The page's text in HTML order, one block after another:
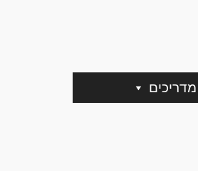
מדריכים